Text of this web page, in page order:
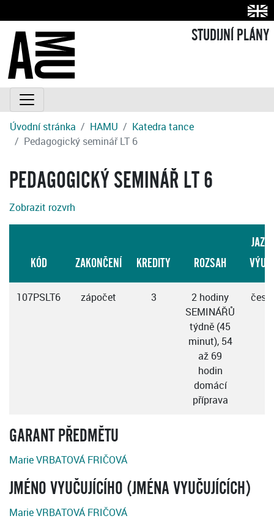
STUDIJNÍ PLÁNY
Úvodní stránka HAMU
Katedra tance
Pedagogický seminář LT 6
PEDAGOGICKÝ SEMINÁŘ LT 6
Zobrazit rozvrh
KÓD ZAKONČENÍ KREDITY ROZSAH
107PSLT6 zápočet 3
2 hodiny
SEMINÁŘŮ
týdně (45
minut), 54
až 69
hodin
domácí
příprava
GARANT PŘEDMĚTU
Marie VRBATOVÁ FRIČOVÁ
JMÉNO VYUČUJÍCÍHO (JMÉNA VYUČUJÍCÍCH)
Marie VRBATOVÁ FRIČOVÁ